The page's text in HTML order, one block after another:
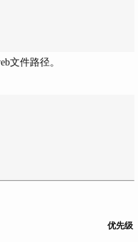
文件路径。
优先级